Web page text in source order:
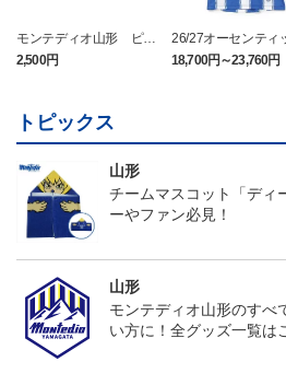
モンテディオ山形 ピカ
チュウ タオルマフラー
2,500円
26/27オーセンティ
ニフォーム半袖（
18,700円～23,760円
トピックス
山形
チームマスコット「ディ
ーやファン必見！
山形
モンテディオ山形のすべ
い方に！全グッズ一覧は